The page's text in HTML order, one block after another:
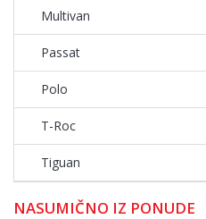
Multivan
Passat
Polo
T-Roc
Tiguan
NASUMIČNO IZ PONUDE